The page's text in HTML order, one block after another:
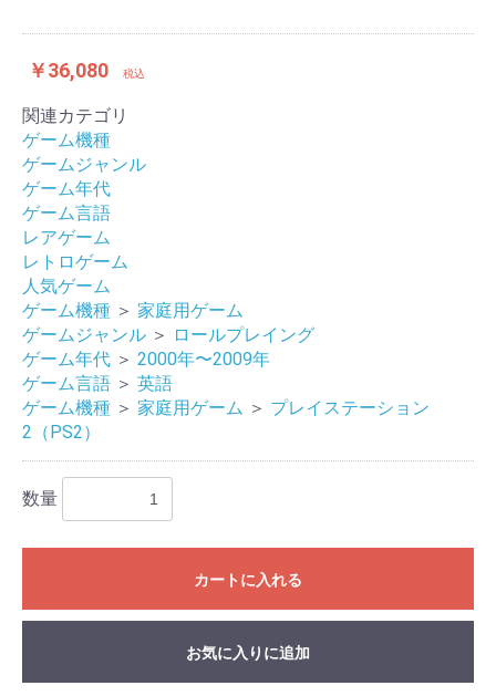
￥36,080 税込
関連カテゴリ
ゲーム機種
ゲームジャンル
ゲーム年代
ゲーム言語
レアゲーム
レトロゲーム
人気ゲーム
ゲーム機種 ＞ 家庭用ゲーム
ゲームジャンル ＞ ロールプレイング
ゲーム年代 ＞ 2000年〜2009年
ゲーム言語 ＞ 英語
ゲーム機種 ＞ 家庭用ゲーム ＞ プレイステーション
2（PS2）
数量
カートに入れる
お買い物を続ける
お気に入りに追加